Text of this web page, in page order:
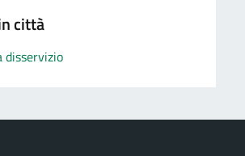
città
disservizio